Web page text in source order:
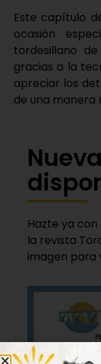
Este capítulo
ocasión
tordesillano
gracias a la
apreciar los
de una manera
Hazte ya
la revista
imagen para